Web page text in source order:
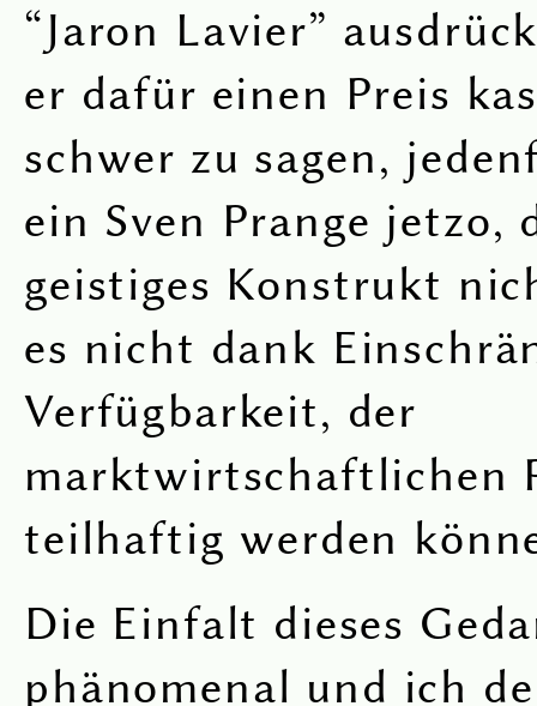
“Jaron Lavier”
er dafür einen Preis
schwer zu sagen,
ein Sven Prange jetzo,
geistiges Konstrukt
es nicht dank
Verfügbarkeit, der
marktwirtschaftlichen
teilhaftig werden
Die Einfalt dieses
phänomenal und ich